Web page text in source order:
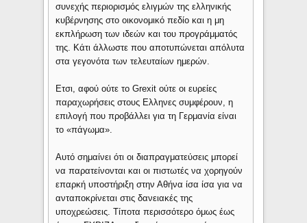
συνεχής περιορισμός ελιγμών της ελληνικής
κυβέρνησης στο οικονομικό πεδίο και η μη
εκπλήρωση των ιδεών και του προγράμματός
της. Κάτι άλλωστε που αποτυπώνεται απόλυτα
στα γεγονότα των τελευταίων ημερών.
Ετσι, αφού ούτε το Grexit ούτε οι ευρείες
παραχωρήσεις στους Ελληνες συμφέρουν, η
επιλογή που προβάλλει για τη Γερμανία είναι
το «πάγωμα».
Αυτό σημαίνει ότι οι διαπραγματεύσεις μπορεί
να παρατείνονται και οι πιστωτές να χορηγούν
επαρκή υποστήριξη στην Αθήνα ίσα ίσα για να
ανταποκρίνεται στις δανειακές της
υποχρεώσεις. Τίποτα περισσότερο όμως έως